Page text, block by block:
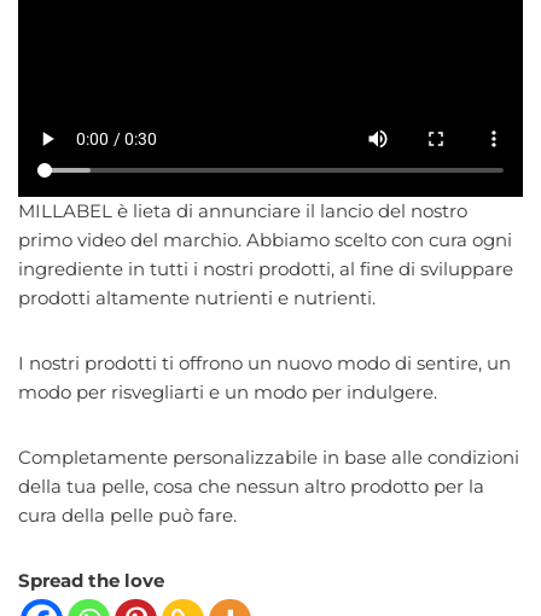
MILLABEL è lieta di annunciare il lancio del nostro
primo video del marchio. Abbiamo scelto con cura ogni
ingrediente in tutti i nostri prodotti, al fine di sviluppare
prodotti altamente nutrienti e nutrienti.
I nostri prodotti ti offrono un nuovo modo di sentire, un
modo per risvegliarti e un modo per indulgere.
Completamente personalizzabile in base alle condizioni
della tua pelle, cosa che nessun altro prodotto per la
cura della pelle può fare.
Spread the love